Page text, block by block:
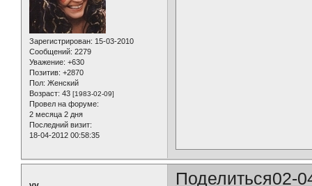
Зарегистрирован: 15-03-2010
Сообщений: 2279
Уважение: +630
Позитив: +2870
Пол: Женский
Возраст: 43 [1983-02-09]
Провел на форуме:
2 месяца 2 дня
Последний визит:
18-04-2012 00:58:35
Поделиться02-